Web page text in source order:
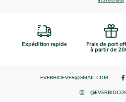
Expédition rapide Frais de port
à partir de
EVERBIOEVER@GMAIL.COM